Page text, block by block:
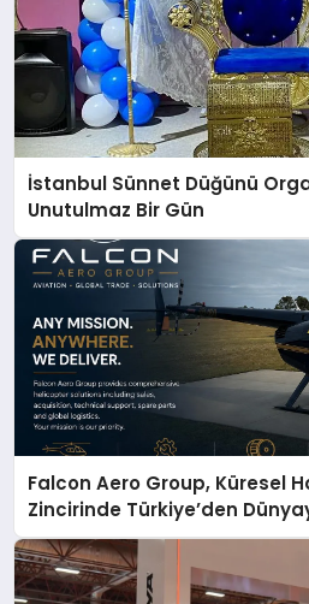
İstanbul Sünnet Düğünü
Unutulmaz Bir Gün
Falcon Aero Group, Küresel
Zincirinde Türkiye’den